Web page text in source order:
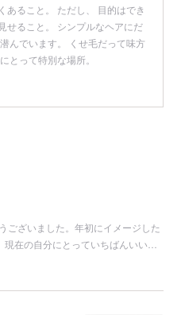
あること。 ただし、 目的はでき
せること。 シンプルなヘアにだ
んでいます。 くせ毛だって味方
とって特別な場所。
ございました。年初にイメージした
在の自分にとっていちばんいい…